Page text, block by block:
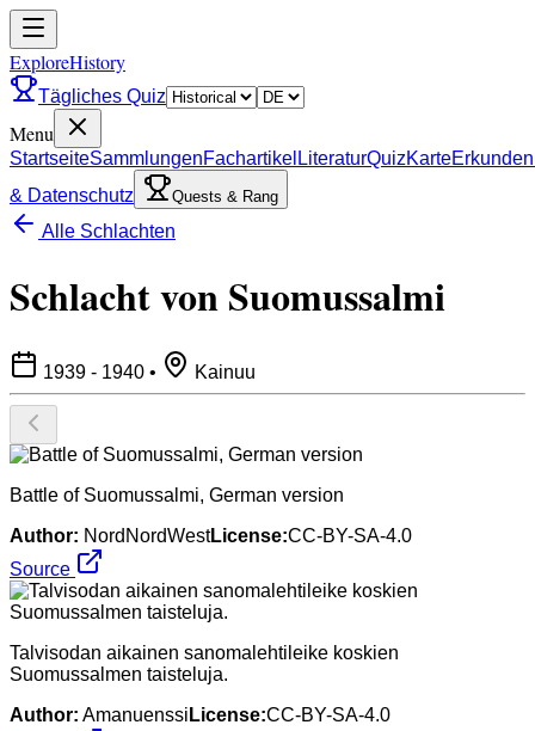
ExploreHistory
Tägliches Quiz
Menu
StartseiteSammlungenFachartikel LiteraturQuizKarteErkunden
& Datenschutz
Quests & Rang
Alle Schlachten
Schlacht von Suomussalmi
1939 - 1940 • Kainuu
Battle of Suomussalmi, German version
Author: NordNordWestLicense:CC-BY-SA-4.0
Source
Talvisodan aikainen sanomalehtileike koskien
Suomussalmen taisteluja.
Author: Amanuenssi License:CC-BY-SA-4.0